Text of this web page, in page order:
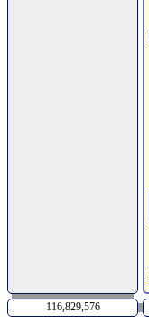
116,829,576